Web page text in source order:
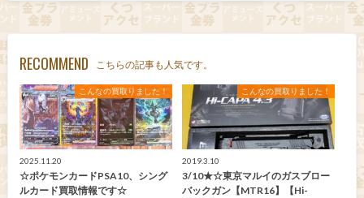
RECOMMEND こちらの記事も人気です。
こんなの買取りました！
2025.11.20
☆ポケモンカードPSA10、シング
ルカード買取情報です☆
こんなの買取りました！
2019.3.10
3/10★☆東京マルイのガスブロー
バックガン【MTR16】【Hi-